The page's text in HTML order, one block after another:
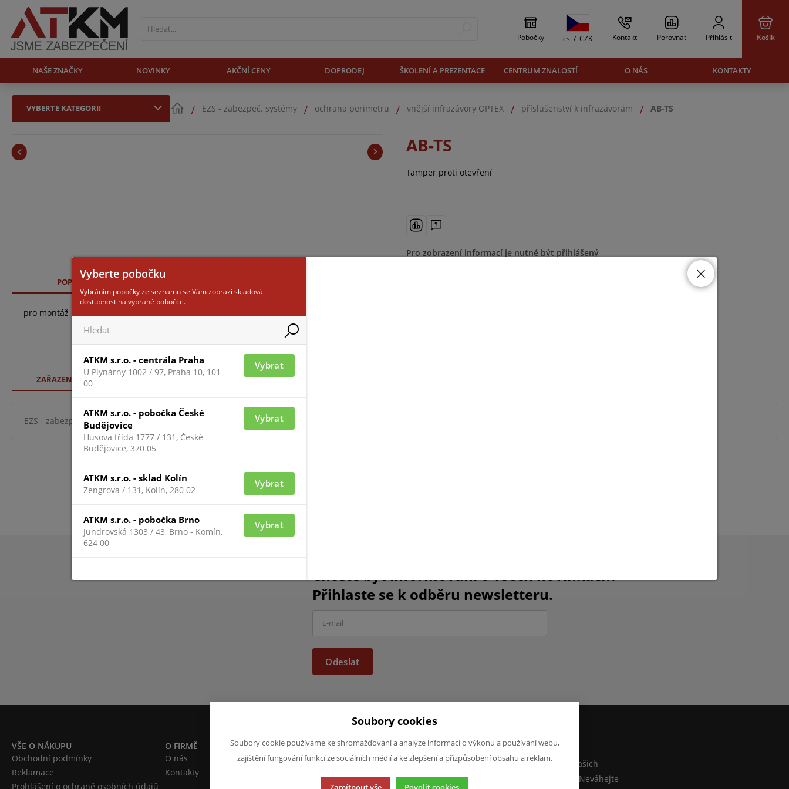
Pobočky cs / CZK Kontakt Porovnat Přihlásit Košík
NAŠE ZNAČKY NOVINKY AKČNÍ CENY DOPRODEJ ŠKOLENÍ A PREZENTACE CENTRUM ZNALOSTÍ O NÁS KONTAKTY
VYBERTE KATEGORII EZS - zabezpeč. systémy ochrana perimetru vnější infrazávory OPTEX příslušenství k infrazávorám AB-TS
AB-TS
Tamper proti otevření
Pro zobrazení informací je nutné být přihlášený
POPIS
pro montáž na stěnu doporučeny 2 ks
ZAŘAZENÍ ZBOŽÍ
EZS - zabezpeč. systémy ochrana perimetru vnější infrazávory OPTEX
Chcete být informováni o všech novinkách?
Přihlaste se k odběru newsletteru.
Odeslat
VŠE O NÁKUPU
Obchodní podmínky
Reklamace
Prohlášení o ochraně osobních údajů
O FIRMĚ
O nás
Kontakty
JAZYK A MĚNA
NAPIŠTE NÁM
Chcete nám něco sdělit o našich
produktech nebo e-shopu? Neváhejte
Soubory cookies
Soubory cookie používáme ke shromažďování a analýze informací o výkonu a používání webu,
zajištění fungování funkcí ze sociálních médií a ke zlepšení a přizpůsobení obsahu a reklam.
Vyberte pobočku
Vybráním pobočky ze seznamu se Vám zobrazí skladová
dostupnost na vybrané pobočce.
ATKM s.r.o. - centrála Praha
U Plynárny 1002 / 97, Praha 10, 101
00
Vybrat
ATKM s.r.o. - pobočka České
Budějovice
Husova třída 1777 / 131, České
Budějovice, 370 05
Vybrat
ATKM s.r.o. - sklad Kolín
Zengrova / 131, Kolín, 280 02
Vybrat
ATKM s.r.o. - pobočka Brno
Jundrovská 1303 / 43, Brno - Komín,
624 00
Vybrat